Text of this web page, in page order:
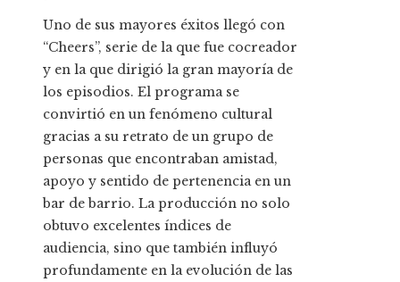
Uno de sus mayores éxitos llegó con
“Cheers”, serie de la que fue cocreador
y en la que dirigió la gran mayoría de
los episodios. El programa se
convirtió en un fenómeno cultural
gracias a su retrato de un grupo de
personas que encontraban amistad,
apoyo y sentido de pertenencia en un
bar de barrio. La producción no solo
obtuvo excelentes índices de
audiencia, sino que también influyó
profundamente en la evolución de las